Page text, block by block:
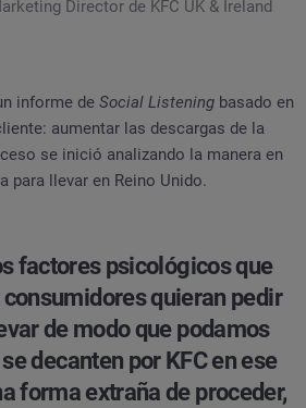
Director de KFC UK & Ireland
informe de Social Listening basado en
aumentar las descargas de la
se inició analizando la manera en
para llevar en Reino Unido.
factores psicológicos que
quieran pedir
de modo que podamos
decanten por KFC en ese
forma extraña de proceder,